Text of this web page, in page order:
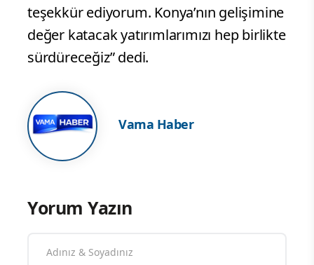
teşekkür ediyorum. Konya’nın gelişimine
değer katacak yatırımlarımızı hep birlikte
sürdüreceğiz” dedi.
Vama Haber
Yorum Yazın